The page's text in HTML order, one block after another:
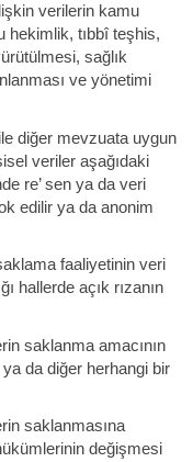
verilerin kamu
hekimlik, tıbbî teşhis,
sağlık
ve yönetimi
diğer mevzuata uygun
veriler aşağıdaki
re’ sen ya da veri
edilir ya da anonim
faaliyetinin veri
hallerde açık rızanın
saklanma amacının
da diğer herhangi bir
saklanmasına
değişmesi